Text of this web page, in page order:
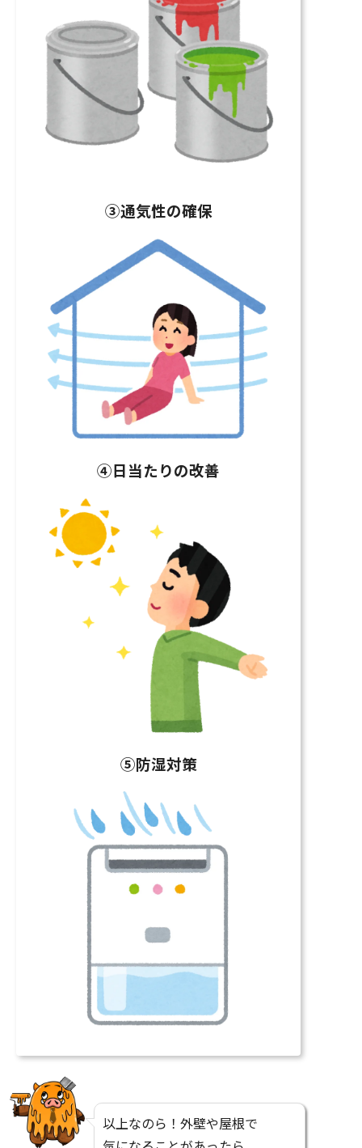
③通気性の確保
④日当たりの改善
⑤防湿対策
以上なのら！外壁や屋根で